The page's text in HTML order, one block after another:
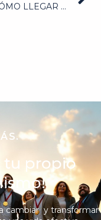
Libro CÓMO LLEGAR A SER UN LÍDER
tu propio
cambiar y transformar